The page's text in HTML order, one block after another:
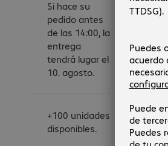
Si hace su
pedido antes
de las 14:00, la
entrega
tendrá lugar el
10. agosto.
+100 unidades
disponibles.